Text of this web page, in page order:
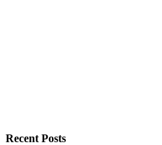
Recent Posts